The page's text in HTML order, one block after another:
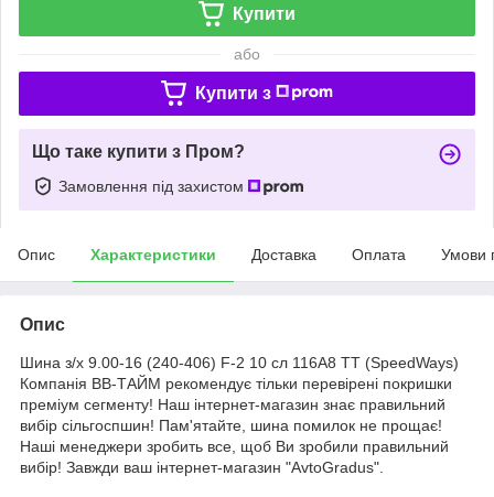
Купити
або
Купити з
Що таке купити з Пром?
Замовлення під захистом
Опис Характеристики Доставка Оплата Умови
Опис
Шина з/х 9.00-16 (240-406) F-2 10 сл 116A8 TT (SpeedWays)
Компанія ВВ-ТАЙМ рекомендує тільки перевірені покришки
преміум сегменту! Наш інтернет-магазин знає правильний
вибір сільгоспшин! Пам'ятайте, шина помилок не прощає!
Наші менеджери зробить все, щоб Ви зробили правильний
вибір! Завжди ваш інтернет-магазин "AvtoGradus".